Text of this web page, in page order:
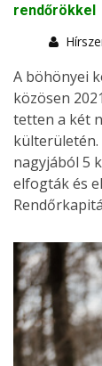
rendőrökkel
A böhönyei
közösen
tetten a két
nagyjából 5
elfogták és